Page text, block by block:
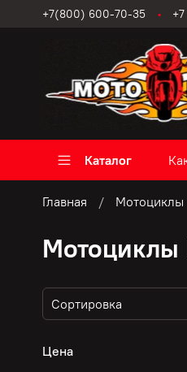
+7(800) 600-70-35
Каталог
Главная Мотоциклы
Мотоциклы
Цена